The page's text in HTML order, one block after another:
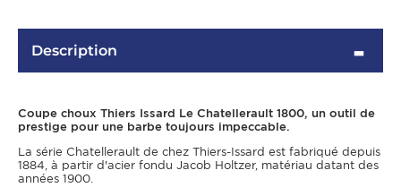
Description
Coupe choux Thiers Issard Le Chatellerault 1800, un outil de
prestige pour une barbe toujours impeccable.
La série Chatellerault de chez Thiers-Issard est fabriqué depuis
1884, à partir d'acier fondu Jacob Holtzer, matériau datant des
années 1900.